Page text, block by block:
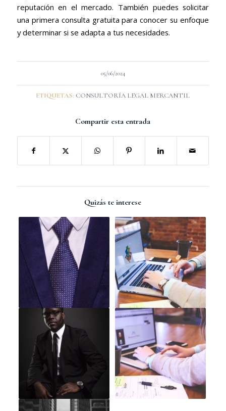
reputación en el mercado. También puedes solicitar
una primera consulta gratuita para conocer su enfoque
y determinar si se adapta a tus necesidades.
05/06/2024
ETIQUETAS: CONSULTORÍA LEGAL MERCANTIL
Compartir esta entrada
Quizás te interese